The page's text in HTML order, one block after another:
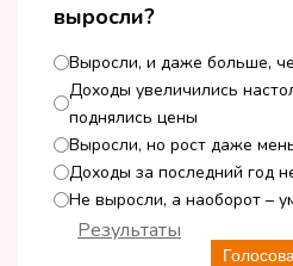
выросли?
Выросли, и даже больше,
Доходы увеличились
поднялись цены
Выросли, но рост даже
Доходы за последний год
Не выросли, а наоборот –
Результаты